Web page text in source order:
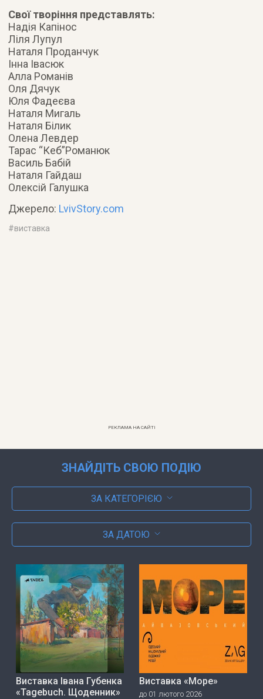
Свої творіння представлять:
Надія Капінос
Ліля Лупул
Наталя Проданчук
Інна Івасюк
Алла Романів
Оля Дячук
Юля Фадеєва
Наталя Мигаль
Наталя Білик
Олена Левдер
Тарас “Кеб”Романюк
Василь Бабій
Наталя Гайдаш
Олексій Галушка
Джерело: LvivStory.com
#виставка
РЕКЛАМА НА САЙТІ
ЗНАЙДІТЬ СВОЮ ПОДІЮ
ЗА КАТЕГОРІЄЮ
ЗА ДАТОЮ
Виставка Івана Губенка
«Tagebuch. Щоденник»
Виставка «Море»
до 01 лютого 2026